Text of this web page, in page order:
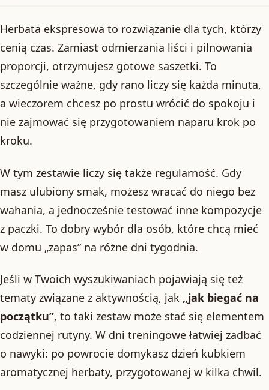
Herbata ekspresowa to rozwiązanie dla tych, którzy
cenią czas. Zamiast odmierzania liści i pilnowania
proporcji, otrzymujesz gotowe saszetki. To
szczególnie ważne, gdy rano liczy się każda minuta,
a wieczorem chcesz po prostu wrócić do spokoju i
nie zajmować się przygotowaniem naparu krok po
kroku.
W tym zestawie liczy się także regularność. Gdy
masz ulubiony smak, możesz wracać do niego bez
wahania, a jednocześnie testować inne kompozycje
z paczki. To dobry wybór dla osób, które chcą mieć
w domu „zapas” na różne dni tygodnia.
Jeśli w Twoich wyszukiwaniach pojawiają się też
tematy związane z aktywnością, jak „jak biegać na
początku”, to taki zestaw może stać się elementem
codziennej rutyny. W dni treningowe łatwiej zadbać
o nawyki: po powrocie domykasz dzień kubkiem
aromatycznej herbaty, przygotowanej w kilka chwil.